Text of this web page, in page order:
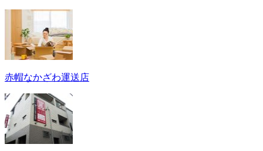
赤帽なかざわ運送店